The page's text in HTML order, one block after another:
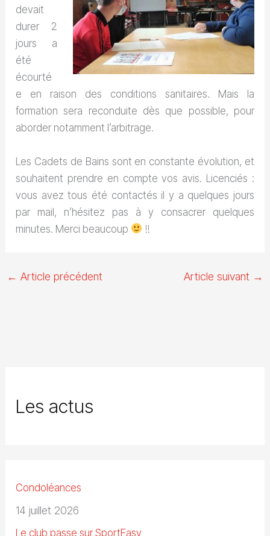
devait
durer 2
jours a
été
écourté
e en raison des conditions sanitaires. Mais la
formation sera reconduite dès que possible, pour
aborder notamment l’arbitrage.
Les Cadets de Bains sont en constante évolution, et
souhaitent prendre en compte vos avis. Licenciés :
vous avez tous été contactés il y a quelques jours
par mail, n’hésitez pas à y consacrer quelques
minutes. Merci beaucoup
!!
← Article précédent Article suivant →
Les actus
Condoléances
14 juillet 2026
Le club passe sur SportEasy